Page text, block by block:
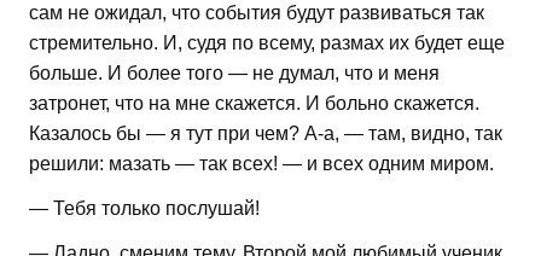
сам не ожидал, что события будут развиваться так
стремительно. И, судя по всему, размах их будет еще
больше. И более того — не думал, что и меня
затронет, что на мне скажется. И больно скажется.
Казалось бы — я тут при чем? А-а, — там, видно, так
решили: мазать — так всех! — и всех одним миром.
— Тебя только послушай!